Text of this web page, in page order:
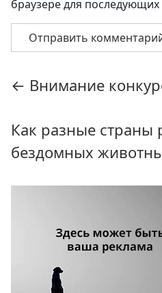
браузере для
по
← Внимание
Как разные
бездомных